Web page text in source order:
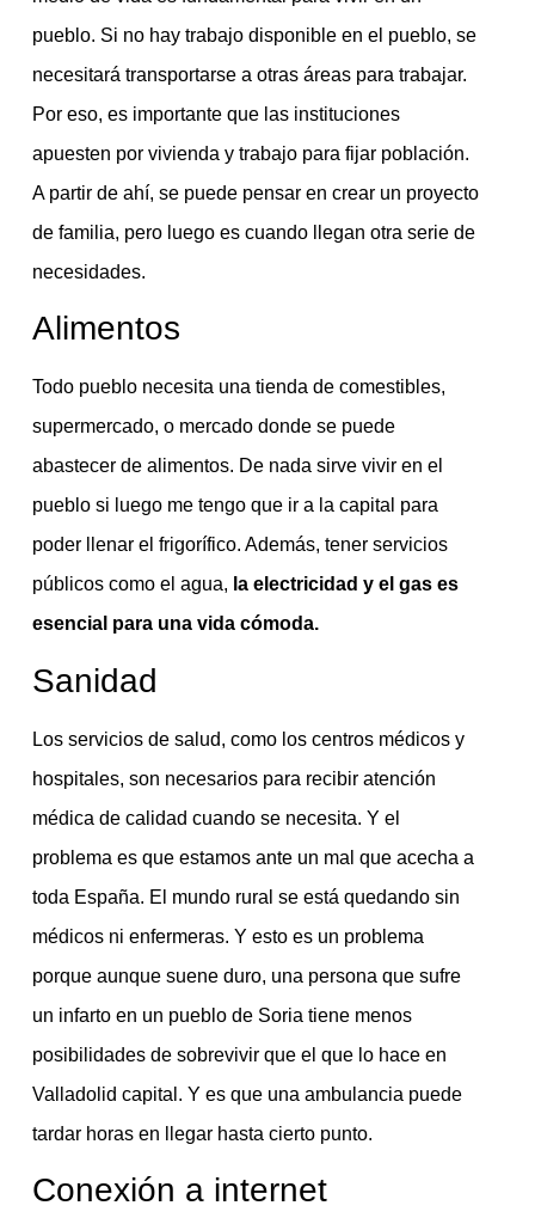
pueblo. Si no hay trabajo disponible en el pueblo, se
necesitará transportarse a otras áreas para trabajar.
Por eso, es importante que las instituciones
apuesten por vivienda y trabajo para fijar población.
A partir de ahí, se puede pensar en crear un proyecto
de familia, pero luego es cuando llegan otra serie de
necesidades.
Alimentos
Todo pueblo necesita una tienda de comestibles,
supermercado, o mercado donde se puede
abastecer de alimentos. De nada sirve vivir en el
pueblo si luego me tengo que ir a la capital para
poder llenar el frigorífico. Además, tener servicios
públicos como el agua, la electricidad y el gas es
esencial para una vida cómoda.
Sanidad
Los servicios de salud, como los centros médicos y
hospitales, son necesarios para recibir atención
médica de calidad cuando se necesita. Y el
problema es que estamos ante un mal que acecha a
toda España. El mundo rural se está quedando sin
médicos ni enfermeras. Y esto es un problema
porque aunque suene duro, una persona que sufre
un infarto en un pueblo de Soria tiene menos
posibilidades de sobrevivir que el que lo hace en
Valladolid capital. Y es que una ambulancia puede
tardar horas en llegar hasta cierto punto.
Conexión a internet